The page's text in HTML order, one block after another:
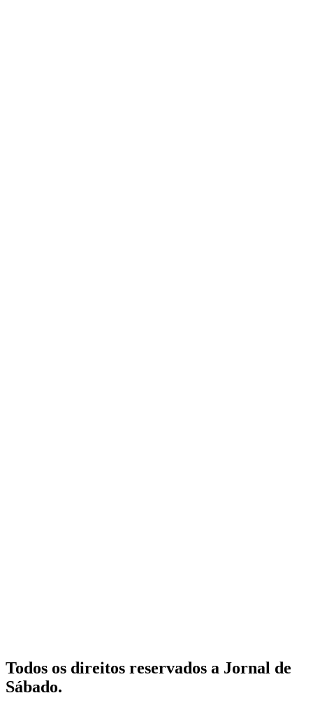
Todos os direitos reservados a Jornal de
Sábado.